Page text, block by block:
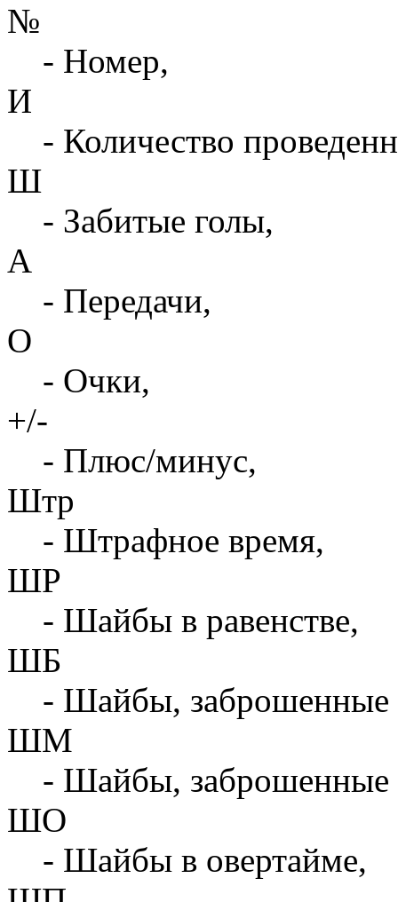
№
- Номер,
И
- Количество
Ш
- Забитые голы,
А
- Передачи,
О
- Очки,
+/-
- Плюс/минус,
Штр
- Штрафное время,
ШР
- Шайбы в равенстве,
ШБ
- Шайбы, заброшенные
ШМ
- Шайбы, заброшенные
ШО
- Шайбы в овертайме,